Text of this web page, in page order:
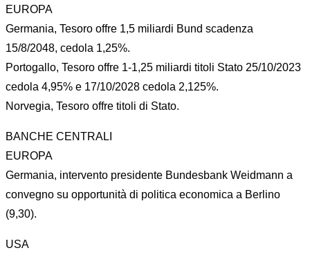
EUROPA
Germania, Tesoro offre 1,5 miliardi Bund scadenza
15/8/2048, cedola 1,25%.
Portogallo, Tesoro offre 1-1,25 miliardi titoli Stato 25/10/2023
cedola 4,95% e 17/10/2028 cedola 2,125%.
Norvegia, Tesoro offre titoli di Stato.
BANCHE CENTRALI
EUROPA
Germania, intervento presidente Bundesbank Weidmann a
convegno su opportunità di politica economica a Berlino
(9,30).
USA